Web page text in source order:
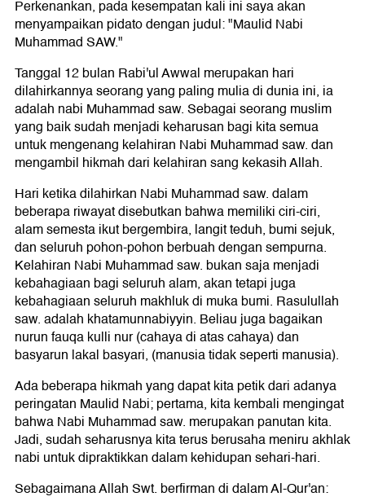
Perkenankan, pada kesempatan kali ini saya akan
menyampaikan pidato dengan judul: "Maulid Nabi
Muhammad SAW."
Tanggal 12 bulan Rabi'ul Awwal merupakan hari
dilahirkannya seorang yang paling mulia di dunia ini, ia
adalah nabi Muhammad saw. Sebagai seorang muslim
yang baik sudah menjadi keharusan bagi kita semua
untuk mengenang kelahiran Nabi Muhammad saw. dan
mengambil hikmah dari kelahiran sang kekasih Allah.
Hari ketika dilahirkan Nabi Muhammad saw. dalam
beberapa riwayat disebutkan bahwa memiliki ciri-ciri,
alam semesta ikut bergembira, langit teduh, bumi sejuk,
dan seluruh pohon-pohon berbuah dengan sempurna.
Kelahiran Nabi Muhammad saw. bukan saja menjadi
kebahagiaan bagi seluruh alam, akan tetapi juga
kebahagiaan seluruh makhluk di muka bumi. Rasulullah
saw. adalah khatamunnabiyyin. Beliau juga bagaikan
nurun fauqa kulli nur (cahaya di atas cahaya) dan
basyarun lakal basyari, (manusia tidak seperti manusia).
Ada beberapa hikmah yang dapat kita petik dari adanya
peringatan Maulid Nabi; pertama, kita kembali mengingat
bahwa Nabi Muhammad saw. merupakan panutan kita.
Jadi, sudah seharusnya kita terus berusaha meniru akhlak
nabi untuk dipraktikkan dalam kehidupan sehari-hari.
Sebagaimana Allah Swt. berfirman di dalam Al-Qur'an: